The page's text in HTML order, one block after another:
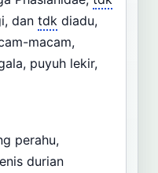
dan tdk diadu,
macam,
puyuh lekir,
perahu,
durian